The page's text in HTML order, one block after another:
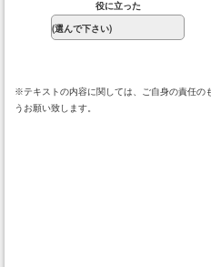
役に立った
※テキストの内容に関しては、ご自身の責任の
うお願い致します。